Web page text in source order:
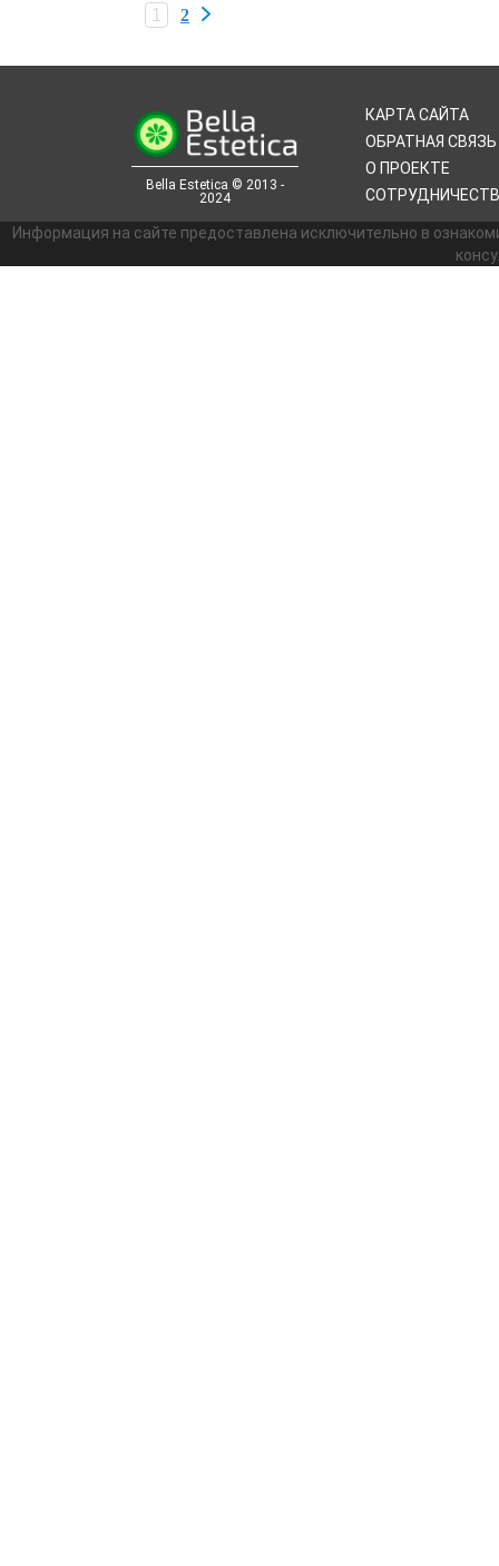
1 2
Bella Estetica © 2013 -
2024
КАРТА САЙТА
ОБРАТНАЯ СВЯЗЬ
О ПРОЕКТЕ
Информация на сайте предоставлена исключительно в